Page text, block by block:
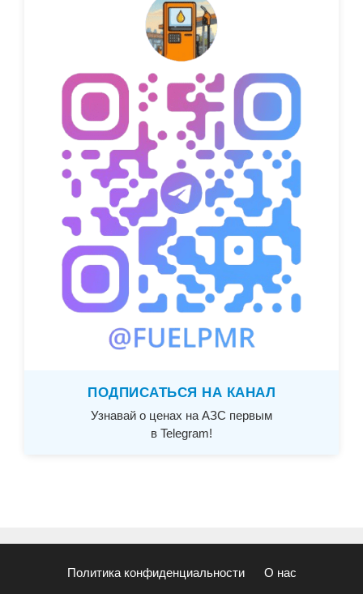
ПОДПИСАТЬСЯ НА КАНАЛ
Узнавай о ценах на АЗС первым
в Telegram!
Политика конфиденциальности О нас